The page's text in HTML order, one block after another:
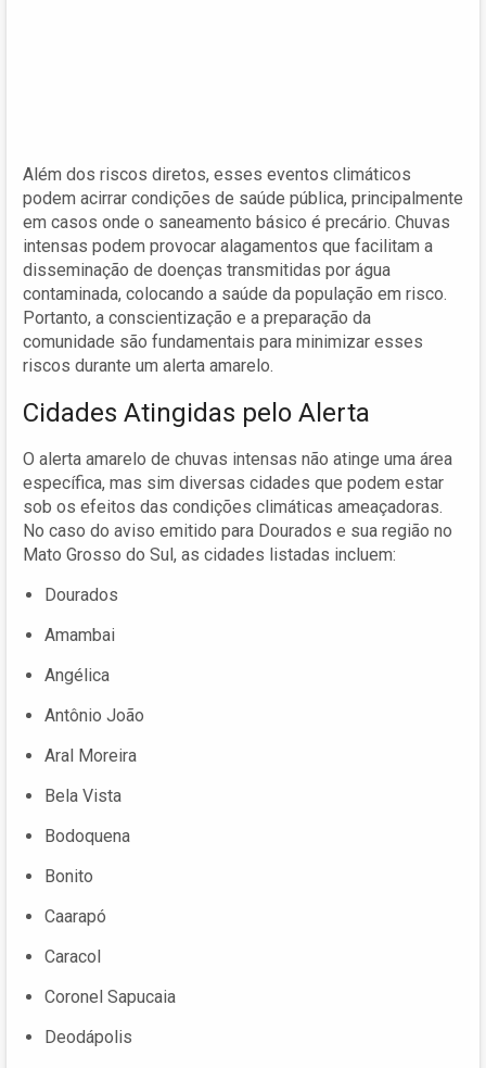
Além dos riscos diretos, esses eventos climáticos
podem acirrar condições de saúde pública, principalmente
em casos onde o saneamento básico é precário. Chuvas
intensas podem provocar alagamentos que facilitam a
disseminação de doenças transmitidas por água
contaminada, colocando a saúde da população em risco.
Portanto, a conscientização e a preparação da
comunidade são fundamentais para minimizar esses
riscos durante um alerta amarelo.
Cidades Atingidas pelo Alerta
O alerta amarelo de chuvas intensas não atinge uma área
específica, mas sim diversas cidades que podem estar
sob os efeitos das condições climáticas ameaçadoras.
No caso do aviso emitido para Dourados e sua região no
Mato Grosso do Sul, as cidades listadas incluem:
Dourados
Amambai
Angélica
Antônio João
Aral Moreira
Bela Vista
Bodoquena
Bonito
Caarapó
Caracol
Coronel Sapucaia
Deodápolis